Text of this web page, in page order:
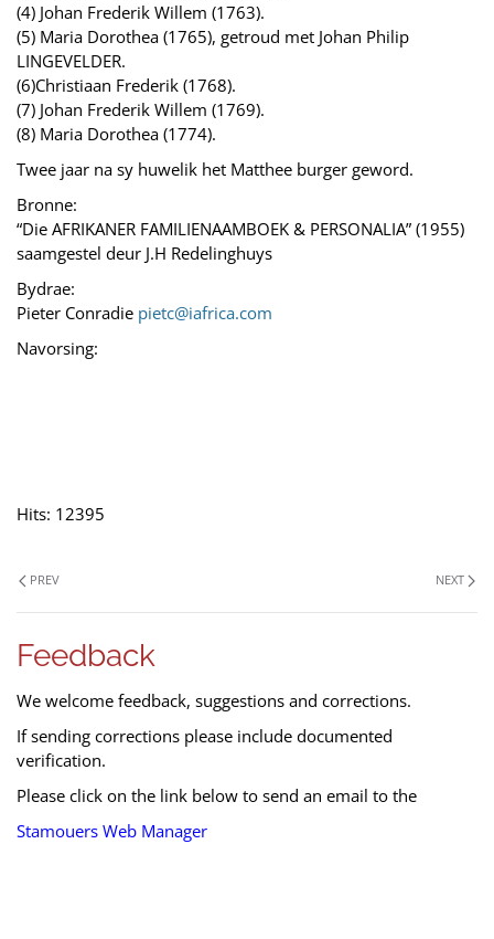
(4) Johan Frederik Willem (1763).
(5) Maria Dorothea (1765), getroud met Johan Philip
LINGEVELDER.
(6)Christiaan Frederik (1768).
(7) Johan Frederik Willem (1769).
(8) Maria Dorothea (1774).
Twee jaar na sy huwelik het Matthee burger geword.
Bronne:
“Die AFRIKANER FAMILIENAAMBOEK & PERSONALIA” (1955)
saamgestel deur J.H Redelinghuys
Bydrae:
Pieter Conradie pietc@iafrica.com
Navorsing:
Hits: 12395
PREV NEXT
Feedback
We welcome feedback, suggestions and corrections.
If sending corrections please include documented
verification.
Please click on the link below to send an email to the
Stamouers Web Manager